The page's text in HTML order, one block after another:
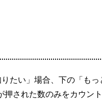
たい」場合、下の「もっ
された数のみをカウント